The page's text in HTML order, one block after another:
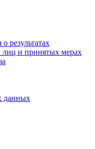
результатах
лиц и принятых мерах
данных